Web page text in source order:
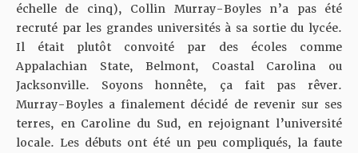
échelle de cinq), Collin Murray-Boyles n’a pas été
recruté par les grandes universités à sa sortie du lycée.
Il était plutôt convoité par des écoles comme
Appalachian State, Belmont, Coastal Carolina ou
Jacksonville. Soyons honnête, ça fait pas rêver.
Murray-Boyles a finalement décidé de revenir sur ses
terres, en Caroline du Sud, en rejoignant l’université
locale. Les débuts ont été un peu compliqués, la faute